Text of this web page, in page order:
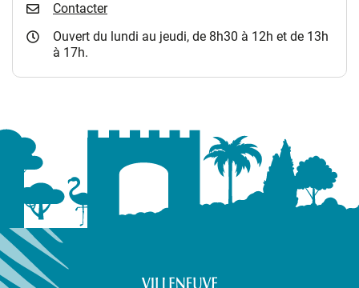
Contacter
Ouvert du lundi au jeudi, de 8h30 à 12h et de 13h
à 17h.